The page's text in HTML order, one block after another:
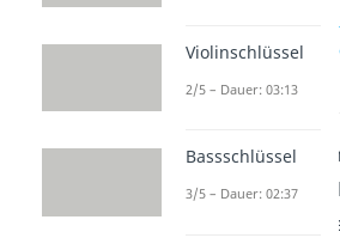
Wer
Ludwig van
den weltweit
Zeiten. Einen
Violinschlüssel
2/5 – Dauer: 03:13
Bassschlüssel
3/5 – Dauer: 02:37